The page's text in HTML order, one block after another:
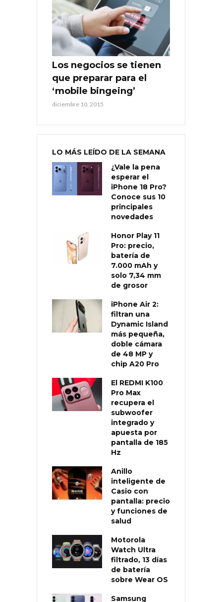
Los negocios se tienen
que preparar para el
‘mobile bingeing’
diciembre 10, 2015
LO MÁS LEÍDO DE LA SEMANA
¿Vale la pena
esperar el
iPhone 18 Pro?
Conoce sus 10
principales
novedades
Honor Play 11
Pro: precio,
batería de
7.000 mAh y
solo 7,34 mm
de grosor
iPhone Air 2:
filtran una
Dynamic Island
más pequeña,
doble cámara
de 48 MP y
chip A20 Pro
El REDMI K100
Pro Max
recupera el
subwoofer
integrado y
apuesta por
pantalla de 185
Hz
Anillo
inteligente de
Casio con
pantalla: precio
y funciones de
salud
Motorola
Watch Ultra
filtrado, 13 días
de batería
sobre Wear OS
Samsung